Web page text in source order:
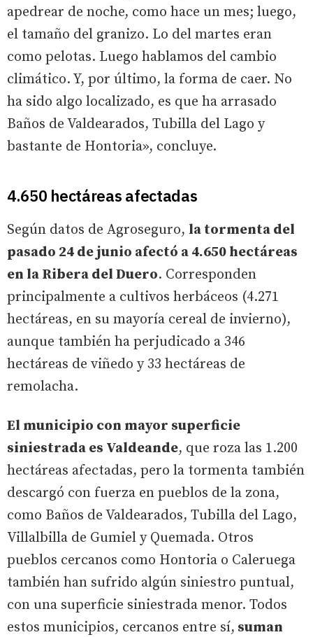
apedrear de noche, como hace un mes; luego,
el tamaño del granizo. Lo del martes eran
como pelotas. Luego hablamos del cambio
climático. Y, por último, la forma de caer. No
ha sido algo localizado, es que ha arrasado
Baños de Valdearados, Tubilla del Lago y
bastante de Hontoria», concluye.
4.650 hectáreas afectadas
Según datos de Agroseguro, la tormenta del
pasado 24 de junio afectó a 4.650 hectáreas
en la Ribera del Duero. Corresponden
principalmente a cultivos herbáceos (4.271
hectáreas, en su mayoría cereal de invierno),
aunque también ha perjudicado a 346
hectáreas de viñedo y 33 hectáreas de
remolacha.
El municipio con mayor superficie
siniestrada es Valdeande, que roza las 1.200
hectáreas afectadas, pero la tormenta también
descargó con fuerza en pueblos de la zona,
como Baños de Valdearados, Tubilla del Lago,
Villalbilla de Gumiel y Quemada. Otros
pueblos cercanos como Hontoria o Caleruega
también han sufrido algún siniestro puntual,
con una superficie siniestrada menor. Todos
estos municipios, cercanos entre sí, suman